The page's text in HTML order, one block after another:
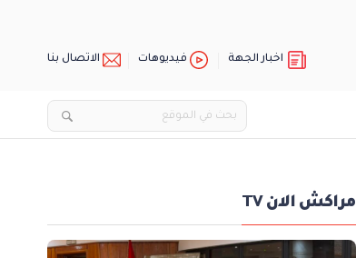
اخبار الجهة فيديوهات الاتصال بنا
مراكش الان TV